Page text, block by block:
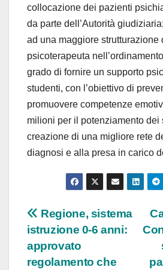
collocazione dei pazienti
da parte dell’Autorità
ad una maggiore strutturazione
psicoterapeuta
grado di fornire un supporto
studenti, con l’obiettivo di
promuovere competenze
milioni per il potenziamento dei
creazione di una migliore rete
diagnosi e alla presa in carico
Navigazione
articoli
Regione, sistema
istruzione 0-6 anni:
approvato
regolamento che